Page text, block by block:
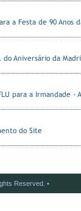
a Festa de 90 Anos
Aniversário da
para a Irmandade -
do Site
Reserved. •